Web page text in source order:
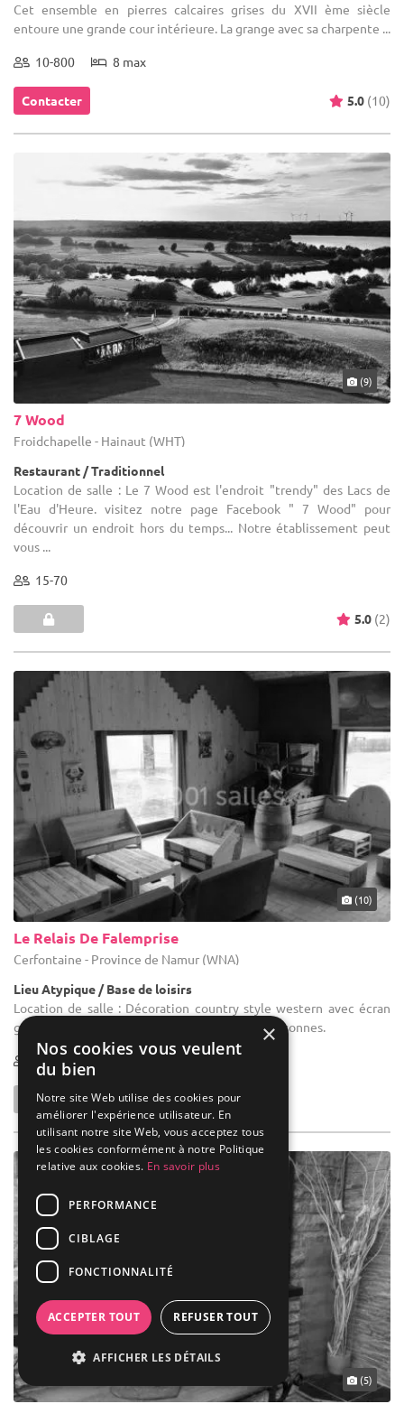
Cet ensemble en pierres calcaires grises du XVII ème siècle
entoure une grande cour intérieure. La grange avec sa charpente ...
10-800 8 max
Contacter 5.0 (10)
(9)
7 Wood
Froidchapelle - Hainaut (WHT)
Restaurant / Traditionnel
Location de salle : Le 7 Wood est l'endroit "trendy" des Lacs de
l'Eau d'Heure. visitez notre page Facebook " 7 Wood" pour
découvrir un endroit hors du temps... Notre établissement peut
vous ...
15-70
5.0 (2)
(10)
Le Relais De Falemprise
Cerfontaine - Province de Namur (WNA)
Lieu Atypique / Base de loisirs
Location de salle : Décoration country style western avec écran
géant, sonorisation, capacité de plus de 200 personnes.
1-300
(5)
×
Nos cookies vous veulent
du bien
Notre site Web utilise des cookies pour
améliorer l'expérience utilisateur. En
utilisant notre site Web, vous acceptez tous
les cookies conformément à notre Politique
relative aux cookies. En savoir plus
PERFORMANCE
CIBLAGE
FONCTIONNALITÉ
ACCEPTER TOUT REFUSER TOUT
AFFICHER LES DÉTAILS